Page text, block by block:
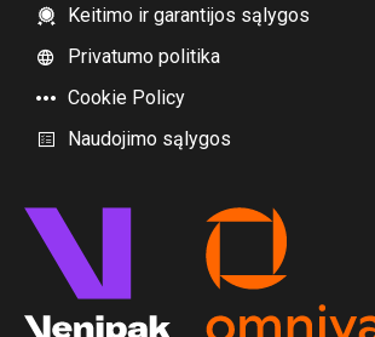
Keitimo ir garantijos sąlygos
Privatumo politika
Cookie Policy
Naudojimo sąlygos